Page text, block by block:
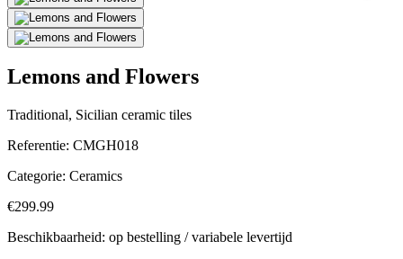
Lemons and Flowers
Traditional, Sicilian ceramic tiles
Referentie: CMGH018
Categorie: Ceramics
€299.99
Beschikbaarheid: op bestelling / variabele levertijd